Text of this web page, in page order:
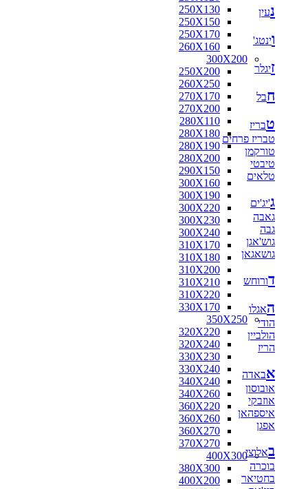
250X130
250X150
250X170
260X160
300X200
250X200
260X250
270X170
270X200
280X110
280X180
280X190
280X200
290X150
300X160
300X190
300X220
300X230
300X240
310X170
310X180
310X200
310X210
310X220
330X170
350X250
320X220
320X240
330X230
330X240
340X240
340X260
360X220
360X260
360X270
370X270
400X300
380X300
400X200
נעין
וינטג'
זיגלר
חבל
טבריז
טבריז פרחים
טורקמן
טיבטי
טלאים
ג'יג'ים
גאבה
גבה
גוש'אגן
גושאגאן
דורוחש
האגלו
הודי
הולביין
הריז
אבאדה
אובוסון
אוזבקי
איספהאן
אפגן
באלוצי
בוכרה
בחטיאר